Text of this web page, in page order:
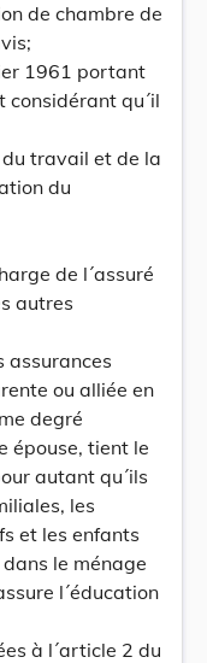
de chambre de
1961 portant
considérant qu´il
travail et de la
du
de l´assuré
autres
assurances
ou alliée en
degré
épouse, tient le
autant qu´ils
les
et les enfants
le ménage
l´éducation
à l´article 2 du